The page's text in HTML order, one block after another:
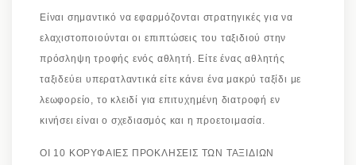
Είναι σημαντικό να εφαρμόζονται στρατηγικές για να
ελαχιστοποιούνται οι επιπτώσεις του ταξιδιού στην
πρόσληψη τροφής ενός αθλητή. Είτε ένας αθλητής
ταξιδεύει υπερατλαντικά είτε κάνει ένα μακρύ ταξίδι με
λεωφορείο, το κλειδί για επιτυχημένη διατροφή εν
κινήσει είναι ο σχεδιασμός και η προετοιμασία.
ΟΙ 10 ΚΟΡΥΦΑΙΕΣ ΠΡΟΚΛΗΣΕΙΣ ΤΩΝ ΤΑΞΙΔΙΩΝ